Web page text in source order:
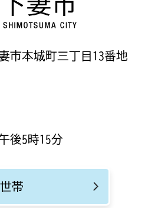
市本城町三丁目13番地
後5時15分
帯